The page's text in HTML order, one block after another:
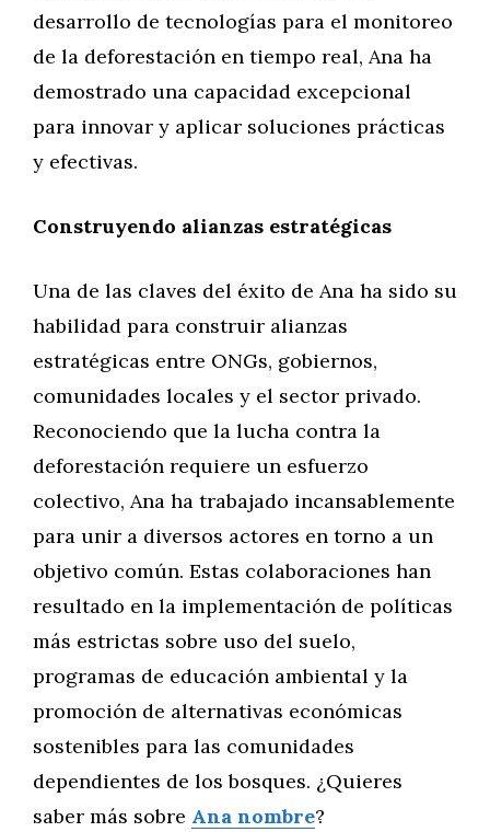
desarrollo de tecnologías para el monitoreo
de la deforestación en tiempo real, Ana ha
demostrado una capacidad excepcional
para innovar y aplicar soluciones prácticas
y efectivas.
Construyendo alianzas estratégicas
Una de las claves del éxito de Ana ha sido su
habilidad para construir alianzas
estratégicas entre ONGs, gobiernos,
comunidades locales y el sector privado.
Reconociendo que la lucha contra la
deforestación requiere un esfuerzo
colectivo, Ana ha trabajado incansablemente
para unir a diversos actores en torno a un
objetivo común. Estas colaboraciones han
resultado en la implementación de políticas
más estrictas sobre uso del suelo,
programas de educación ambiental y la
promoción de alternativas económicas
sostenibles para las comunidades
dependientes de los bosques. ¿Quieres
saber más sobre Ana nombre?